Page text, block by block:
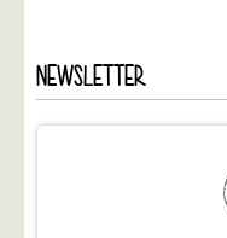
NEWSLETTER